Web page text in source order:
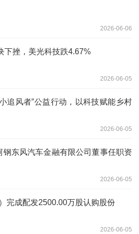
2026-06-06
下挫，美光科技跌4.67%
2026-06-05
追风者”公益行动，以科技赋能乡村
2026-06-05
东风汽车金融有限公司董事任职资
2026-06-05
完成配发2500.00万股认购股份
2026-06-05